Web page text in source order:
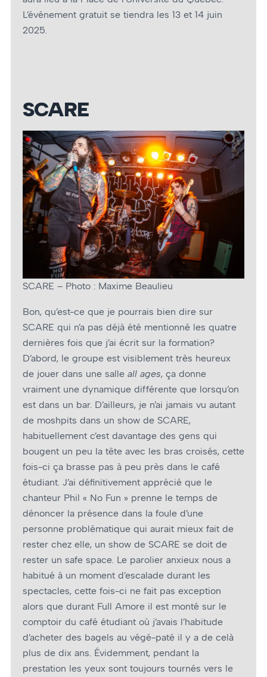
L’événement gratuit se tiendra les 13 et 14 juin
2025.
SCARE
SCARE – Photo : Maxime Beaulieu
Bon, qu’est-ce que je pourrais bien dire sur
SCARE qui n’a pas déjà été mentionné les quatre
dernières fois que j’ai écrit sur la formation?
D’abord, le groupe est visiblement très heureux
de jouer dans une salle all ages, ça donne
vraiment une dynamique différente que lorsqu’on
est dans un bar. D’ailleurs, je n’ai jamais vu autant
de moshpits dans un show de SCARE,
habituellement c’est davantage des gens qui
bougent un peu la tête avec les bras croisés, cette
fois-ci ça brasse pas à peu près dans le café
étudiant. J’ai définitivement apprécié que le
chanteur Phil « No Fun » prenne le temps de
dénoncer la présence dans la foule d’une
personne problématique qui aurait mieux fait de
rester chez elle, un show de SCARE se doit de
rester un safe space. Le parolier anxieux nous a
habitué à un moment d’escalade durant les
spectacles, cette fois-ci ne fait pas exception
alors que durant Full Amore il est monté sur le
comptoir du café étudiant où j’avais l’habitude
d’acheter des bagels au végé-paté il y a de celà
plus de dix ans. Évidemment, pendant la
prestation les yeux sont toujours tournés vers le